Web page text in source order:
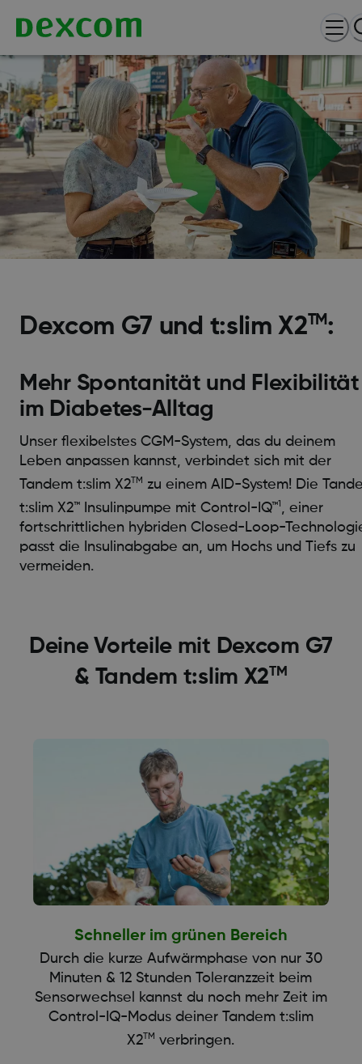
Dexcom G7 und t:slim X2TM :
Mehr Spontanität und Flexibilität
im Diabetes-Alltag
Unser flexibelstes CGM-System, das du deinem
Leben anpassen kannst, verbindet sich mit der
Tandem t:slim X2 TM
zu einem AID-System! Die
t:slim X2™ Insulinpumpe mit Control-IQ™1 , einer
fortschrittlichen hybriden Closed-Loop-
passt die Insulinabgabe an, um Hochs und Tiefs zu
vermeiden.
Deine Vorteile mit Dexcom G7
& Tandem t:slim X2TM
Schneller im grünen Bereich
Durch die kurze Aufwärmphase von nur 30
Minuten & 12 Stunden Toleranzzeit beim
Sensorwechsel kannst du noch mehr Zeit im
Control-IQ-Modus deiner Tandem t:slim
X2 TM verbringen.